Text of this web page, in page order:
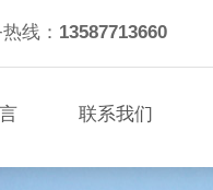
线： 13587713660
联系我们